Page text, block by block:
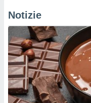
Notizie